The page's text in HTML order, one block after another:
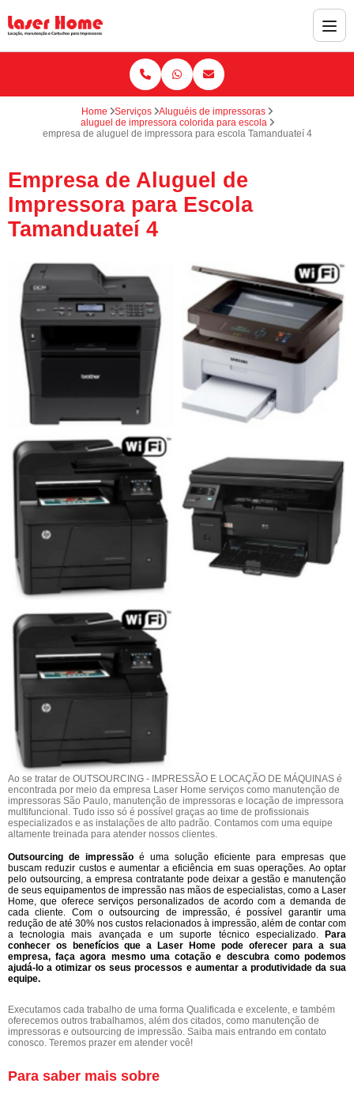
Home Serviços
Aluguéis de impressoras
aluguel de impressora colorida para escola
empresa de aluguel de impressora para escola Tamanduateí 4
Empresa de Aluguel de
Impressora para Escola
Tamanduateí 4
Ao se tratar de OUTSOURCING - IMPRESSÃO E LOCAÇÃO DE MÁQUINAS é
encontrada por meio da empresa Laser Home serviços como manutenção de
impressoras São Paulo, manutenção de impressoras e locação de impressora
multifuncional. Tudo isso só é possível graças ao time de profissionais
especializados e as instalações de alto padrão. Contamos com uma equipe
altamente treinada para atender nossos clientes.
Outsourcing de impressão é uma solução eficiente para empresas que
buscam reduzir custos e aumentar a eficiência em suas operações. Ao optar
pelo outsourcing, a empresa contratante pode deixar a gestão e manutenção
de seus equipamentos de impressão nas mãos de especialistas, como a Laser
Home, que oferece serviços personalizados de acordo com a demanda de
cada cliente. Com o outsourcing de impressão, é possível garantir uma
redução de até 30% nos custos relacionados à impressão, além de contar com
a tecnologia mais avançada e um suporte técnico especializado. Para
conhecer os benefícios que a Laser Home pode oferecer para a sua
empresa, faça agora mesmo uma cotação e descubra como podemos
ajudá-lo a otimizar os seus processos e aumentar a produtividade da sua
equipe.
Executamos cada trabalho de uma forma Qualificada e excelente, e também
oferecemos outros trabalhamos, além dos citados, como manutenção de
impressoras e outsourcing de impressão. Saiba mais entrando em contato
conosco. Teremos prazer em atender você!
Para saber mais sobre